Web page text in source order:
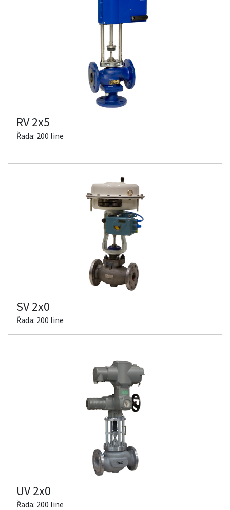
RV 2x5
Řada: 200 line
SV 2x0
Řada: 200 line
UV 2x0
Řada: 200 line